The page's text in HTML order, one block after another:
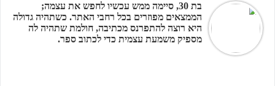
בת 30, סיימה ממש עכשיו לחפש את עצמה;
הממצאים מפוזרים בכל רחבי האתר. כשתהיה גדולה
היא רוצה להתפרנס מכתיבה, חולמת שתהיה לה
מספיק משמעת עצמית כדי לכתוב ספר.